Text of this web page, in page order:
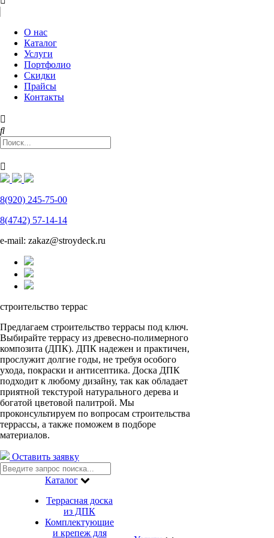
О нас
Каталог
Услуги
Портфолио
Скидки
Прайсы
Контакты
8(920) 245-75-00
8(4742) 57-14-14
e-mail: zakaz@stroydeck.ru
строительство террас
Предлагаем строительство террасы под ключ.
Выбирайте террасу из древесно-полимерного
композита (ДПК). ДПК надежен и практичен,
прослужит долгие годы, не требуя особого
ухода, покраски и антисептика. Доска ДПК
подходит к любому дизайну, так как обладает
приятной текстурой натурального дерева и
богатой цветовой палитрой. Мы
проконсультируем по вопросам строительства
террассы, а также поможем в подборе
материалов.
Оставить заявку
Каталог
Террасная доска
из ДПК
Комплектующие
и крепеж для